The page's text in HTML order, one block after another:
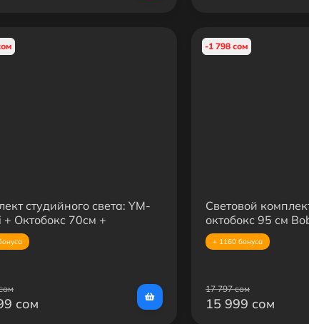
студийного света: YM-
+ Октобокс 70см +
стойка
сом
-1 798 сом
Световой
октобокс 95 см
стойка 2.8 м для
видеосъёмки
+ 1160 бонуса
17 797 сом
15 999 сом